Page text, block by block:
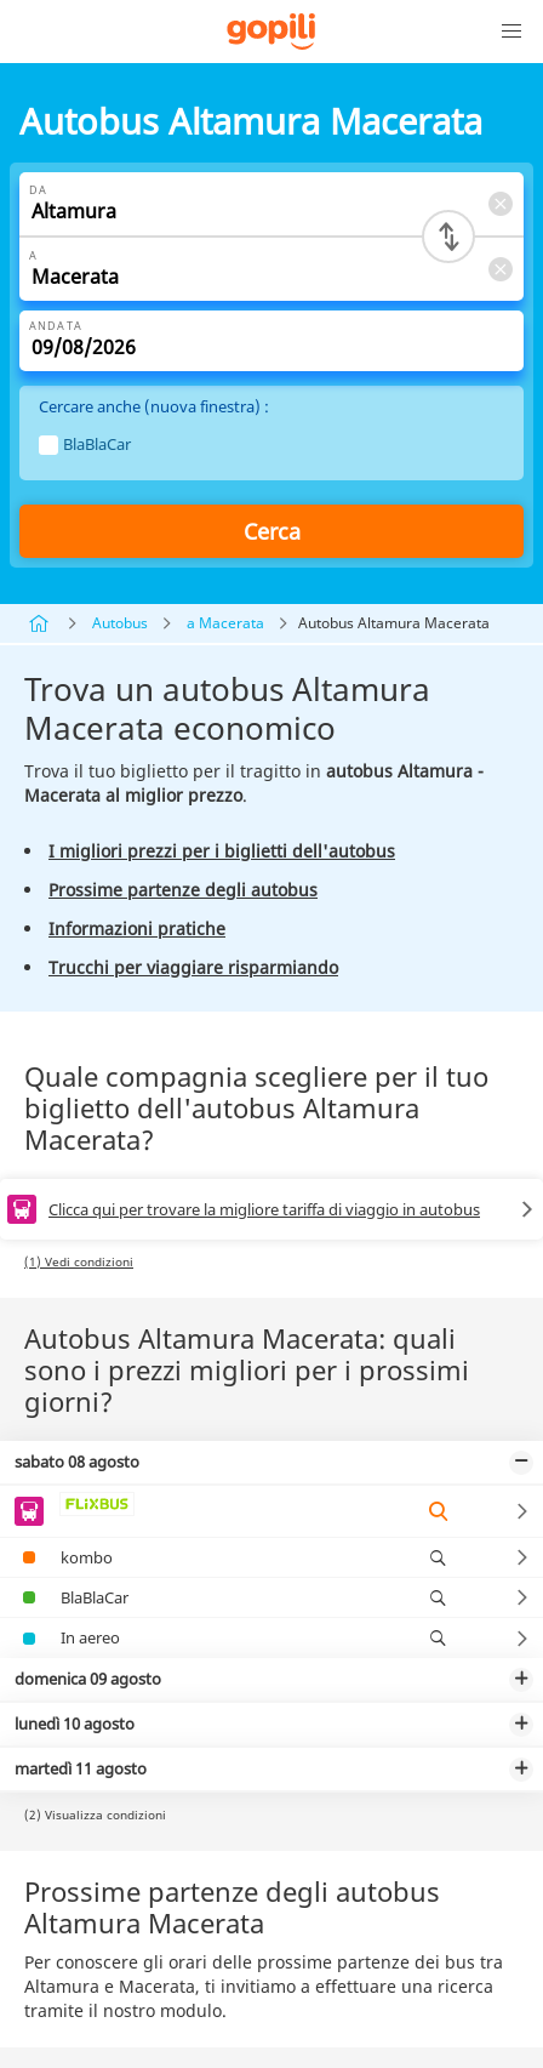
Autobus Altamura Macerata
DA
A
ANDATA
Cercare anche (nuova finestra) :
BlaBlaCar
Cerca
Autobus a Macerata Autobus Altamura Macerata
Trova un autobus Altamura
Macerata economico
Trova il tuo biglietto per il tragitto in autobus Altamura -
Macerata al miglior prezzo.
I migliori prezzi per i biglietti dell'autobus
Prossime partenze degli autobus
Informazioni pratiche
Trucchi per viaggiare risparmiando
Quale compagnia scegliere per il tuo
biglietto dell'autobus Altamura
Macerata?
Clicca qui per trovare la migliore tariffa di viaggio in autobus
(1) Vedi condizioni
Autobus Altamura Macerata: quali
sono i prezzi migliori per i prossimi
giorni?
sabato 08 agosto
kombo
BlaBlaCar
In aereo
domenica 09 agosto
lunedì 10 agosto
martedì 11 agosto
(2) Visualizza condizioni
Prossime partenze degli autobus
Altamura Macerata
Per conoscere gli orari delle prossime partenze dei bus tra
Altamura e Macerata, ti invitiamo a effettuare una ricerca
tramite il nostro modulo.